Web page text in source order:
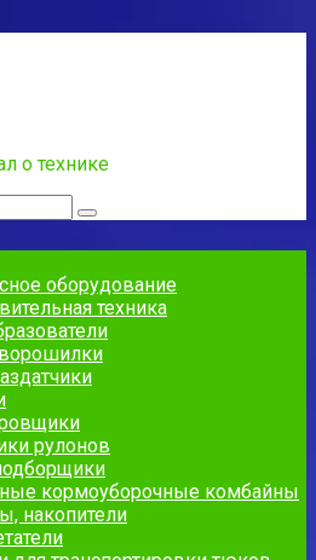
о технике
оборудование
техника
рулонов
кормоуборочные комбайны
накопители